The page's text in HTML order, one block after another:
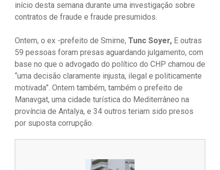
início desta semana durante uma investigação sobre
contratos de fraude e fraude presumidos.
Ontem, o ex -prefeito de Smirne, Tunc Soyer, E outras
59 pessoas foram presas aguardando julgamento, com
base no que o advogado do político do CHP chamou de
“uma decisão claramente injusta, ilegal e politicamente
motivada”. Ontem também, também o prefeito de
Manavgat, uma cidade turística do Mediterrâneo na
província de Antalya, e 34 outros teriam sido presos
por suposta corrupção.